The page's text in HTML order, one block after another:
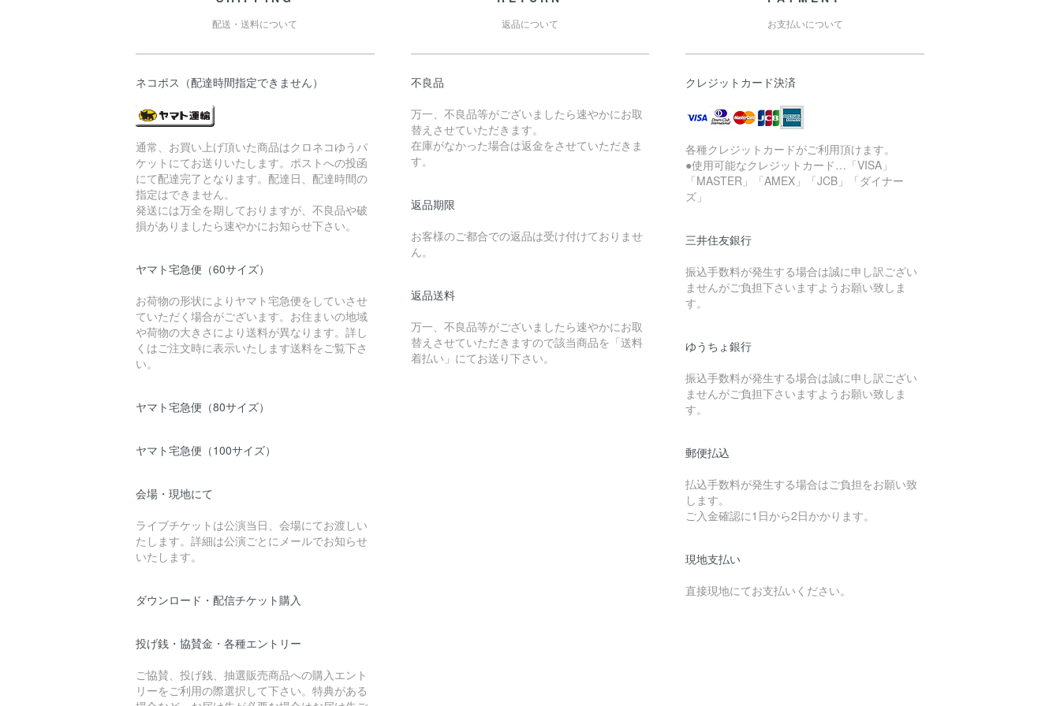
配送・送料について
ネコポス（配達時間指定できません）
通常、お買い上げ頂いた商品はクロネコゆうパ
ケットにてお送りいたします。ポストへの投函
にて配達完了となります。配達日、配達時間の
指定はできません。
発送には万全を期しておりますが、不良品や破
損がありましたら速やかにお知らせ下さい。
ヤマト宅急便（60サイズ）
お荷物の形状によりヤマト宅急便をしていさせ
ていただく場合がございます。お住まいの地域
や荷物の大きさにより送料が異なります。詳し
くはご注文時に表示いたします送料をご覧下さ
い。
ヤマト宅急便（80サイズ）
ヤマト宅急便（100サイズ）
会場・現地にて
ライブチケットは公演当日、会場にてお渡しい
たします。詳細は公演ごとにメールでお知らせ
いたします。
ダウンロード・配信チケット購入
投げ銭・協賛金・各種エントリー
ご協賛、投げ銭、抽選販売商品への購入エント
リーをご利用の際選択して下さい。特典がある
返品について
不良品
万一、不良品等がございましたら速やかにお取
替えさせていただきます。
在庫がなかった場合は返金をさせていただきま
す。
返品期限
お客様のご都合での返品は受け付けておりませ
ん。
返品送料
万一、不良品等がございましたら速やかにお取
替えさせていただきますので該当商品を「送料
着払い」にてお送り下さい。
お支払いについて
クレジットカード決済
各種クレジットカードがご利用頂けます。
●使用可能なクレジットカード…「VISA」
「MASTER」「AMEX」「JCB」「ダイナー
ズ」
三井住友銀行
振込手数料が発生する場合は誠に申し訳ござい
ませんがご負担下さいますようお願い致しま
す。
ゆうちょ銀行
振込手数料が発生する場合は誠に申し訳ござい
ませんがご負担下さいますようお願い致しま
す。
郵便払込
払込手数料が発生する場合はご負担をお願い致
します。
ご入金確認に1日から2日かかります。
現地支払い
直接現地にてお支払いください。